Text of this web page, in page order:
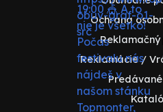
Ochrana
Reklamácie /